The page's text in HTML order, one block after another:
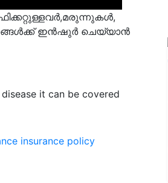
ഇൻഷുർ ചെയ്യാൻ
it can be covered
insurance policy